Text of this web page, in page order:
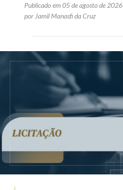
Publicado em 05 de agosto de 2026
por Jamil Manasfi da Cruz